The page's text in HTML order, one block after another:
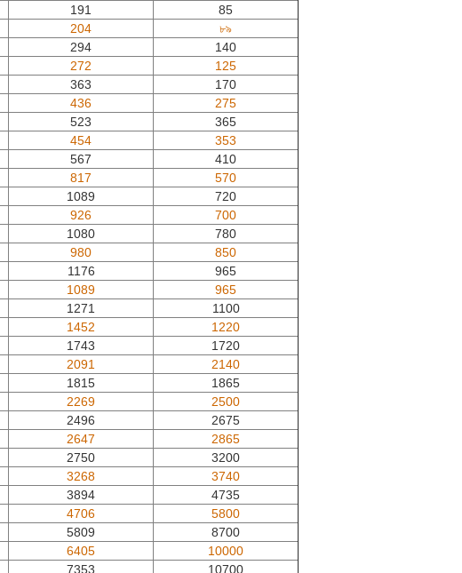
191
85
204
৮৯
294
140
272
125
363
170
436
275
523
365
454
353
567
410
817
570
1089
720
926
700
1080
780
980
850
1176
965
1089
965
1271
1100
1452
1220
1743
1720
2091
2140
1815
1865
2269
2500
2496
2675
2647
2865
2750
3200
3268
3740
3894
4735
4706
5800
5809
8700
6405
10000
7353 10700